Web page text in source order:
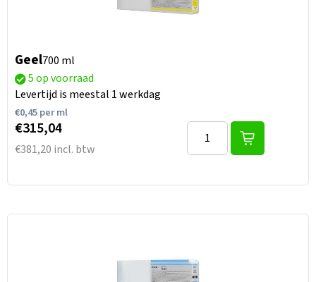
Geel700 ml
5 op voorraad
Levertijd is meestal 1 werkdag
€0,45per ml
€315,04
€381,20 incl. btw